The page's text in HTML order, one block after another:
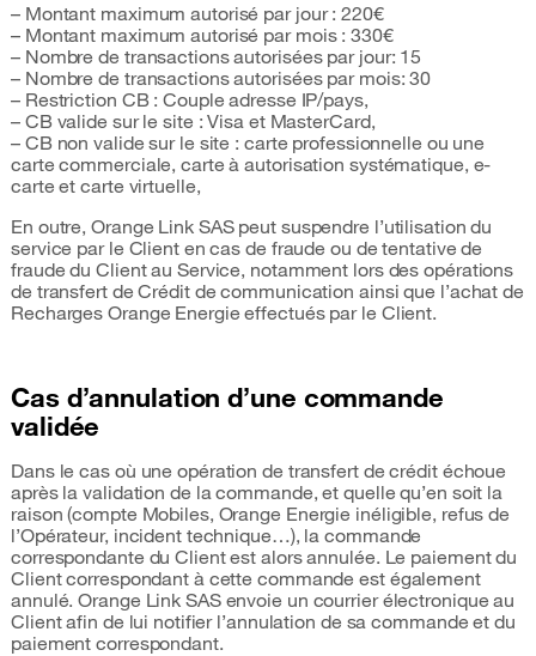
– Montant maximum autorisé par jour : 220€
– Montant maximum autorisé par mois : 330€
– Nombre de transactions autorisées par jour: 15
– Nombre de transactions autorisées par mois: 30
– Restriction CB : Couple adresse IP/pays,
– CB valide sur le site : Visa et MasterCard,
– CB non valide sur le site : carte professionnelle ou une
carte commerciale, carte à autorisation systématique, e-
carte et carte virtuelle,
En outre, Orange Link SAS peut suspendre l’utilisation du
service par le Client en cas de fraude ou de tentative de
fraude du Client au Service, notamment lors des opérations
de transfert de Crédit de communication ainsi que l’achat de
Recharges Orange Energie effectués par le Client.
Cas d’annulation d’une commande
validée
Dans le cas où une opération de transfert de crédit échoue
après la validation de la commande, et quelle qu’en soit la
raison (compte Mobiles, Orange Energie inéligible, refus de
l’Opérateur, incident technique…), la commande
correspondante du Client est alors annulée. Le paiement du
Client correspondant à cette commande est également
annulé. Orange Link SAS envoie un courrier électronique au
Client afin de lui notifier l’annulation de sa commande et du
paiement correspondant.